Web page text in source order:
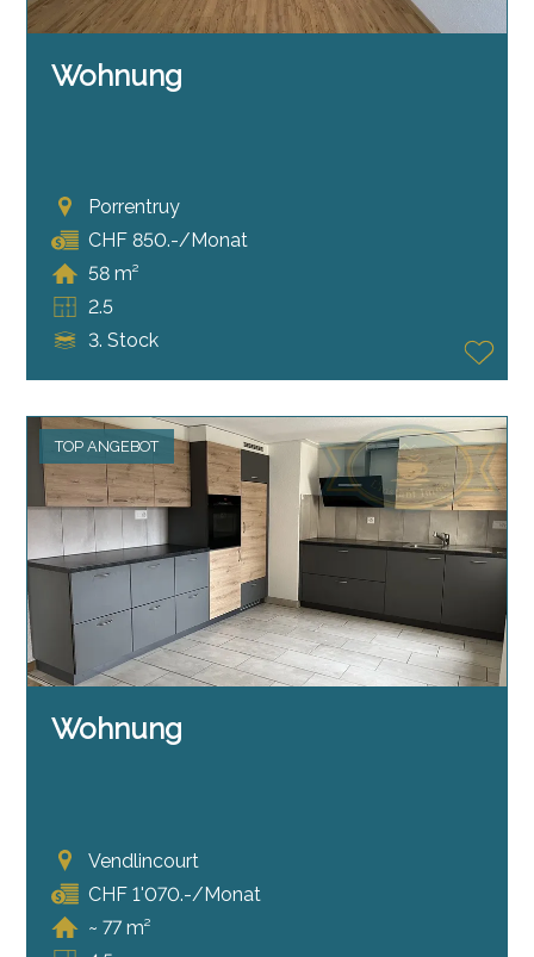
Wohnung
Porrentruy
CHF 850.-/Monat
58 m²
2.5
3. Stock
TOP ANGEBOT
Wohnung
Vendlincourt
CHF 1'070.-/Monat
~ 77 m²